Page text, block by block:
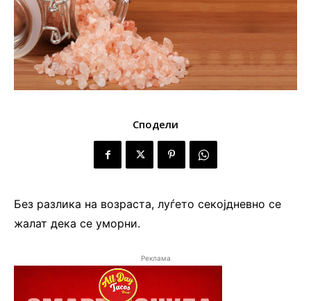
Сподели
Без разлика на возраста, луѓето секојдневно се
жалат дека се уморни.
Реклама